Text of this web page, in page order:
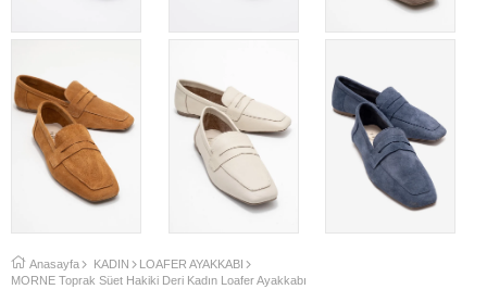
Anasayfa KADIN
LOAFER AYAKKABI
MORNE Toprak Süet Hakiki Deri Kadın Loafer Ayakkabı